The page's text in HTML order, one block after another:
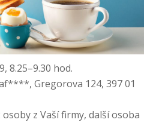
8.25–9.30 hod.
Gregorova 124, 397 01
osoby z Vaší firmy, další osoba